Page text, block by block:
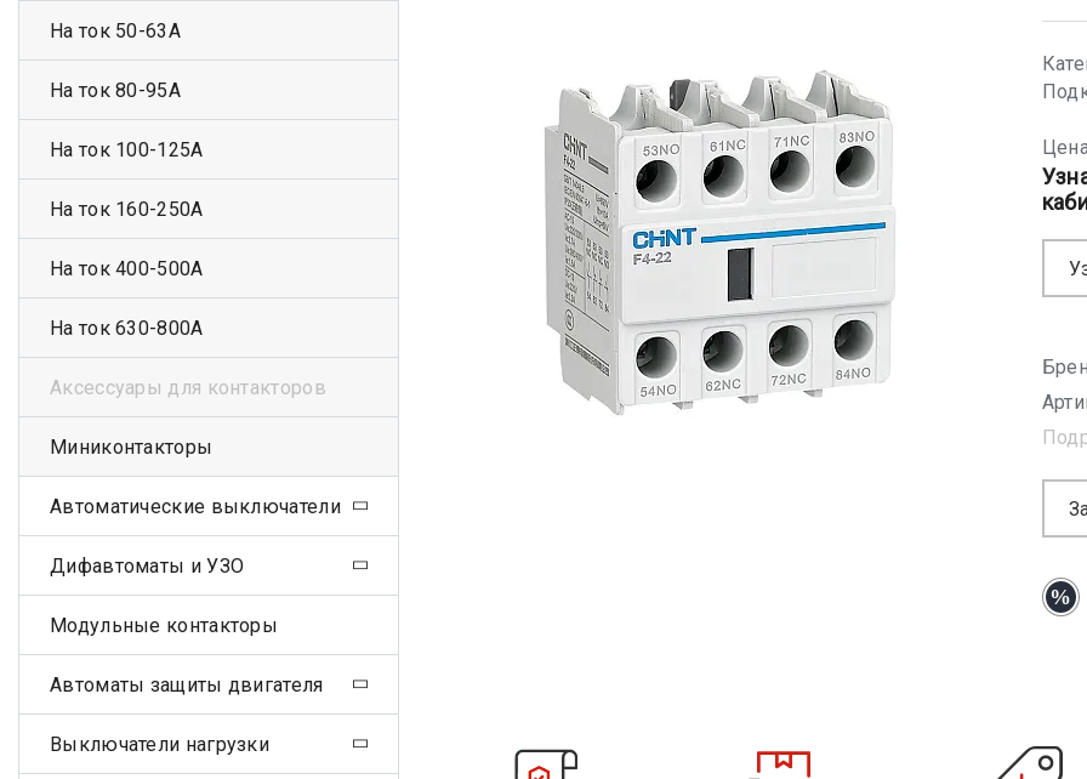
На ток 50-63А
На ток 80-95А
На ток 100-125А
На ток 160-250А
На ток 400-500А
На ток 630-800А
Аксессуары для контакторов
Миниконтакторы
Автоматические выключатели
Дифавтоматы и УЗО
Модульные контакторы
Автоматы защиты двигателя
Выключатели нагрузки